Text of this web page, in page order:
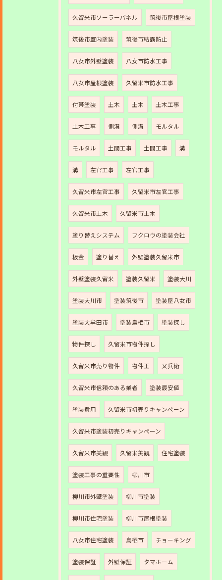
久留米市ソーラーパネル 筑後市屋根塗装
筑後市室内塗装 筑後市結露防止
八女市外壁塗装 八女市防水工事
八女市屋根塗装 久留米市防水工事
付帯塗装 土木 土木 土木工事
土木工事 側溝 側溝 モルタル
モルタル 土間工事 土間工事 溝
溝 左官工事 左官工事
久留米市左官工事 久留米市左官工事
久留米市土木 久留米市土木
塗り替えシステム フクロウの塗装会社
板金 塗り替え 外壁塗装久留米市
外壁塗装久留米 塗装久留米 塗装大川
塗装大川市 塗装筑後市 塗装屋八女市
塗装大牟田市 塗装鳥栖市 塗装探し
物件探し 久留米市物件探し
久留米市売り物件 物件王 又兵衛
久留米市信頼のある業者 塗装最安値
塗装費用 久留米市初売りキャンペーン
久留米市塗装初売りキャンペーン
久留米市美観 久留米美観 住宅塗装
塗装工事の重要性 柳川市
柳川市外壁塗装 柳川市塗装
柳川市住宅塗装 柳川市屋根塗装
八女市住宅塗装 鳥栖市 チョーキング
塗装保証 外壁保証 タマホーム